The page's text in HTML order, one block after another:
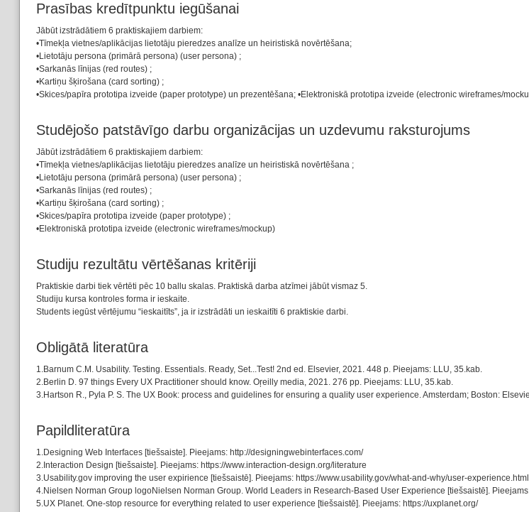
Prasības kredītpunktu iegūšanai
Jābūt izstrādātiem 6 praktiskajiem darbiem:
•Tīmekļa vietnes/aplikācijas lietotāju pieredzes analīze un heiristiskā novērtēšana;
•Lietotāju persona (primārā persona) (user persona) ;
•Sarkanās līnijas (red routes) ;
•Kartiņu šķirošana (card sorting) ;
•Skices/papīra prototipa izveide (paper prototype) un prezentēšana; •Elektroniskā prototipa izveide (electronic wireframes/
Studējošo patstāvīgo darbu organizācijas un uzdevumu raksturojums
Jābūt izstrādātiem 6 praktiskajiem darbiem:
•Tīmekļa vietnes/aplikācijas lietotāju pieredzes analīze un heiristiskā novērtēšana ;
•Lietotāju persona (primārā persona) (user persona) ;
•Sarkanās līnijas (red routes) ;
•Kartiņu šķirošana (card sorting) ;
•Skices/papīra prototipa izveide (paper prototype) ;
•Elektroniskā prototipa izveide (electronic wireframes/mockup)
Studiju rezultātu vērtēšanas kritēriji
Praktiskie darbi tiek vērtēti pēc 10 ballu skalas. Praktiskā darba atzīmei jābūt vismaz 5.
Studiju kursa kontroles forma ir ieskaite.
Students iegūst vērtējumu “ieskaitīts”, ja ir izstrādāti un ieskaitīti 6 praktiskie darbi.
Obligātā literatūra
1.Barnum C.M. Usability. Testing. Essentials. Ready, Set...Test! 2nd ed. Elsevier, 2021. 448 p. Pieejams: LLU, 35.kab.
2.Berlin D. 97 things Every UX Practitioner should know. Oŗeilly media, 2021. 276 pp. Pieejams: LLU, 35.kab.
3.Hartson R., Pyla P. S. The UX Book: process and guidelines for ensuring a quality user experience. Amsterdam; Boston:
Papildliteratūra
1.Designing Web Interfaces [tiešsaiste]. Pieejams: http://designingwebinterfaces.com/
2.Interaction Design [tiešsaiste]. Pieejams: https://www.interaction-design.org/literature
3.Usability.gov improving the user expirience [tiešsaistē]. Pieejams: https://www.usability.gov/what-and-why/user-experience.html
4.Nielsen Norman Group logoNielsen Norman Group. World Leaders in Research-Based User Experience [tiešsaistē].
5.UX Planet. One-stop resource for everything related to user experience [tiešsaistē]. Pieejams: https://uxplanet.org/